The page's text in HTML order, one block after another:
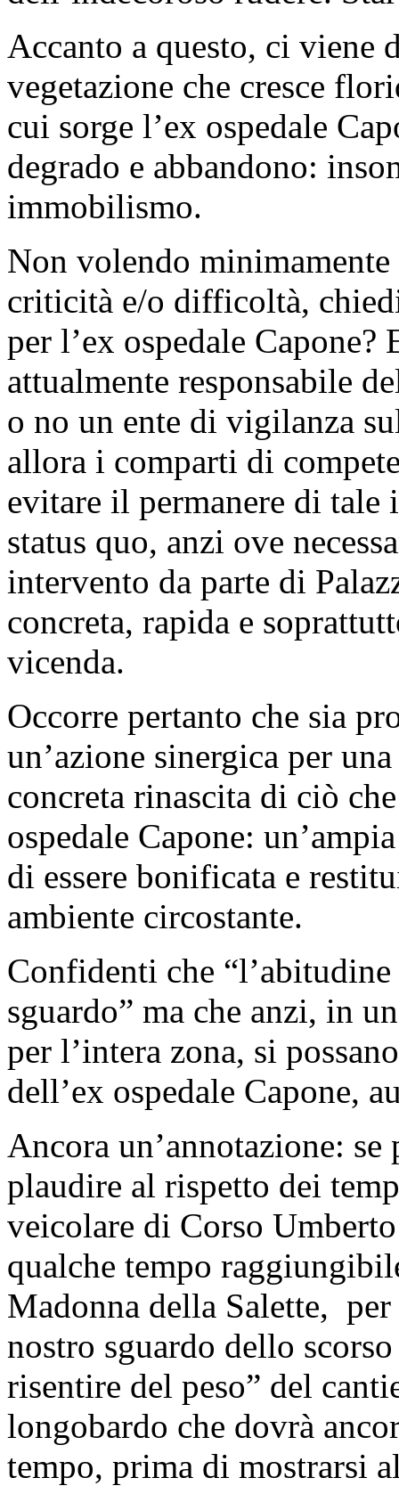
Accanto a questo, ci viene
vegetazione che cresce
cui sorge l’ex ospedale
degrado e abbandono:
immobilismo.
Non volendo
criticità e/o difficoltà,
per l’ex ospedale
attualmente responsabile
o no un ente di vigilanza
allora i comparti di
evitare il permanere di tale
status quo, anzi ove
intervento da parte di
concreta, rapida e
vicenda.
Occorre pertanto che sia
un’azione sinergica per
concreta rinascita di ciò
ospedale Capone:
di essere bonificata e
ambiente circostante.
Confidenti che
sguardo” ma che anzi, in
per l’intera zona, si
dell’ex ospedale Capone,
Ancora un’annotazione:
plaudire al rispetto dei
veicolare di Corso
qualche tempo
Madonna della Salette,
nostro sguardo dello
risentire del peso” del
longobardo che dovrà
tempo, prima di mostrarsi